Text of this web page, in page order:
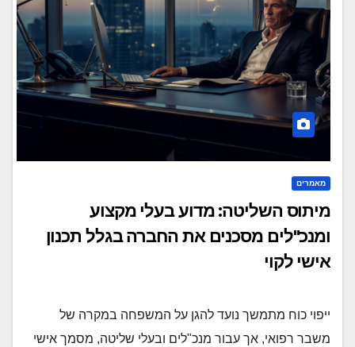
מאמרים
מיתוס השליטה: מדוע בעלי מקצוע
ומנכ"לים מסכנים את החברה בגלל תכנון
אישי לקוי
ייפוי כוח מתמשך נועד להגן על המשפחה במקרה של
משבר רפואי, אך עבור מנכ"לים ובעלי שליטה, מסמך אישי